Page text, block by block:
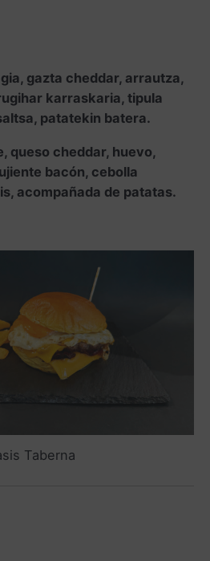
gazta cheddar, arrautza,
karraskaria, tipula
patatekin batera.
queso cheddar, huevo,
bacón, cebolla
acompañada de patatas.
Taberna